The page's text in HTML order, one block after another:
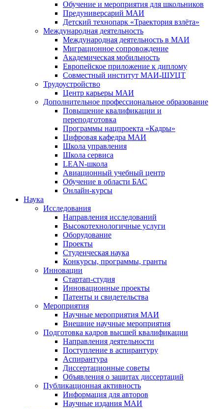
Обучение и мероприятия для школьников
Предуниверсарий МАИ
Детский технопарк «Траектория взлёта»
Международная деятельность
Международная деятельность в МАИ
Миграционное сопровождение
Академическая мобильность
Европейское приложение к диплому
Совместный институт МАИ-ШУЦТ
Трудоустройство
Центр карьеры МАИ
Дополнительное профессиональное образование
Повышение квалификации и
переподготовка
Программы нацпроекта «Кадры»
Цифровая кафедра МАИ
Школа управления
Школа сервиса
LEAN-школа
Авиационный учебный центр
Обучение в области БАС
Онлайн-курсы
Наука
Исследования
Направления исследований
Высокотехнологичные услуги
Оборудование
Проекты
Студенческая наука
Конкурсы, программы, гранты
Инновации
Стартап-студия
Инновационные проекты
Патенты и свидетельства
Мероприятия
Научные мероприятия МАИ
Внешние научные мероприятия
Подготовка кадров высшей квалификации
Направления деятельности
Поступление в аспирантуру
Аспирантура
Диссертационные советы
Объявления о защитах диссертаций
Публикационная активность
Информация для авторов
Научные издания МАИ